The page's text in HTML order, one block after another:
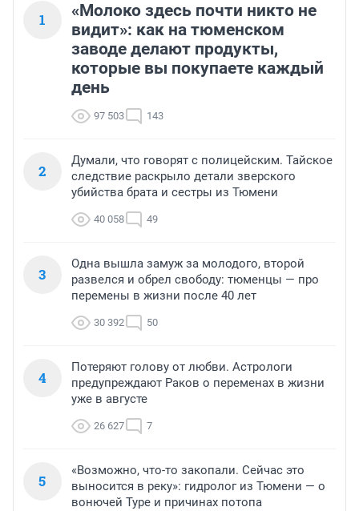
1
«Молоко здесь почти никто не
видит»: как на тюменском
заводе делают продукты,
которые вы покупаете каждый
день
97 503 143
2
Думали, что говорят с полицейским. Тайское
следствие раскрыло детали зверского
убийства брата и сестры из Тюмени
40 058 49
3
Одна вышла замуж за молодого, второй
развелся и обрел свободу: тюменцы — про
перемены в жизни после 40 лет
30 392 50
4
Потеряют голову от любви. Астрологи
предупреждают Раков о переменах в жизни
уже в августе
26 627 7
5
«Возможно, что-то закопали. Сейчас это
выносится в реку»: гидролог из Тюмени — о
вонючей Туре и причинах потопа